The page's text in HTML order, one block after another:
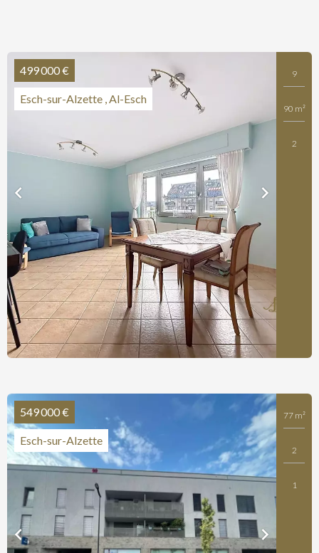
499 000 €
Esch-sur-Alzette , Al-Esch
9
90 m²
2
549 000 €
Esch-sur-Alzette
77 m²
2
1